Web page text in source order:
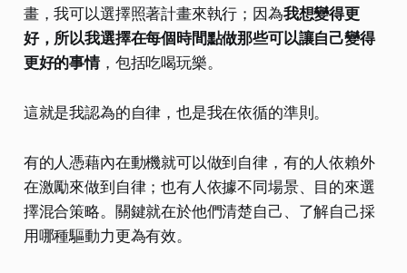
畫，我可以選擇照著計畫來執行；因為我想變得更
好，所以我選擇在每個時間點做那些可以讓自己變得
更好的事情，包括吃喝玩樂。
這就是我認為的自律，也是我在依循的準則。
有的人憑藉內在動機就可以做到自律，有的人依賴外
在激勵來做到自律；也有人依據不同場景、目的來選
擇混合策略。關鍵就在於他們清楚自己、了解自己採
用哪種驅動力更為有效。